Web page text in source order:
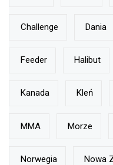
Challenge Dania
Feeder Halibut
Kanada Kleń
MMA Morze
Norwegia Nowa